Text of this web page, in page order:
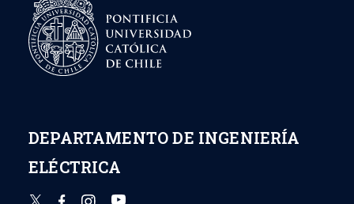
DEPARTAMENTO DE INGENIERÍA
ELÉCTRICA